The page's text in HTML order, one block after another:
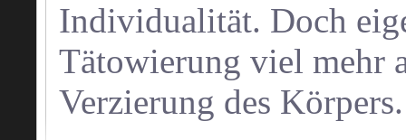
Individualität. Doch
Tätowierung viel mehr
Verzierung des Körpers.